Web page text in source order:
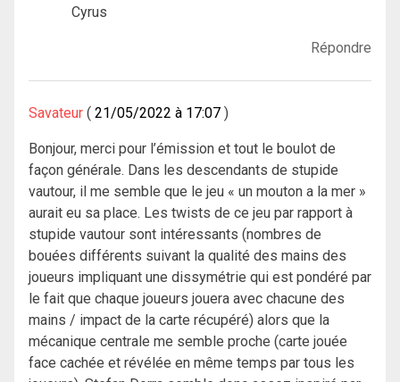
Cyrus
Répondre
Savateur 21/05/2022 à 17:07
Bonjour, merci pour l’émission et tout le boulot de
façon générale. Dans les descendants de stupide
vautour, il me semble que le jeu « un mouton a la mer »
aurait eu sa place. Les twists de ce jeu par rapport à
stupide vautour sont intéressants (nombres de
bouées différents suivant la qualité des mains des
joueurs impliquant une dissymétrie qui est pondéré par
le fait que chaque joueurs jouera avec chacune des
mains / impact de la carte récupéré) alors que la
mécanique centrale me semble proche (carte jouée
face cachée et révélée en même temps par tous les